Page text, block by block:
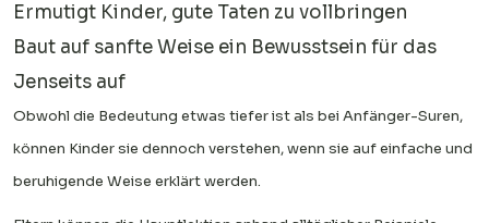
Ermutigt Kinder, gute Taten zu vollbringen
Baut auf sanfte Weise ein Bewusstsein für das
Jenseits auf
Obwohl die Bedeutung etwas tiefer ist als bei Anfänger-Suren,
können Kinder sie dennoch verstehen, wenn sie auf einfache und
beruhigende Weise erklärt werden.